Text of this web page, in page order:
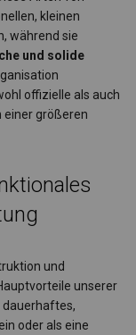
kleinen
während sie
und solide
offizielle als auch
größeren
und
unserer
dauerhaftes,
oder als eine